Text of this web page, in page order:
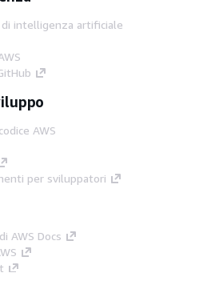
intelligenza artificiale
AWS
per sviluppatori
AWS Docs